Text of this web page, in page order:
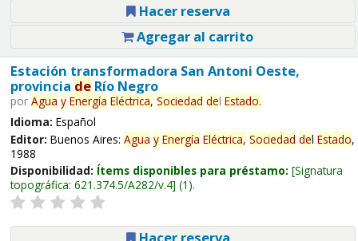
Hacer reserva
Agregar al carrito
Estación transformadora San Antoni Oeste,
provincia deRío Negro
por Agua y Energía Eléctrica, Sociedad del Estado.
Idioma: Español
Editor: Buenos Aires: Agua y Energía Eléctrica, Sociedad del Estado,
1988
Disponibilidad: Ítems disponibles para préstamo: Signatura
topográfica: 621.374.5/A282/v.4 (1).
Hacer reserva